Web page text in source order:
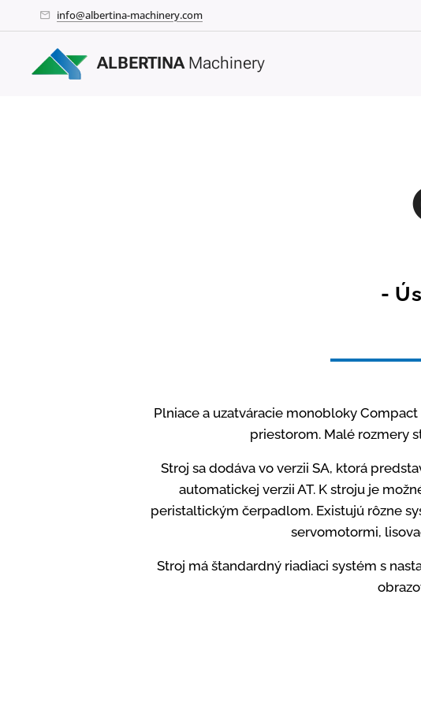
info@albertina-machinery.com
ALBERTINA Machinery
-
Plniace a uzatváracie monobloky
priestorom. Malé rozmery
Stroj sa dodáva vo verzii SA, ktorá
automatickej verzii AT. K stroju je
peristaltickým čerpadlom. Existujú rôzne
servomotormi,
Stroj má štandardný riadiaci systém s